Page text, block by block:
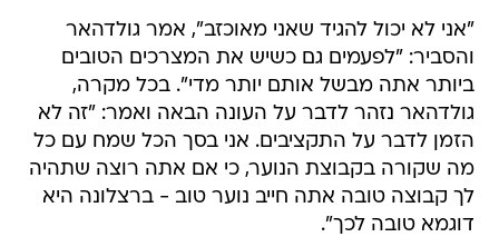
"אני לא יכול להגיד שאני מאוכזב", אמר גולדהאר
והסביר: "לפעמים גם כשיש את המצרכים הטובים
ביותר אתה מבשל אותם יותר מדי". בכל מקרה,
גולדהאר נזהר לדבר על העונה הבאה ואמר: "זה לא
הזמן לדבר על התקציבים. אני בסך הכל שמח עם כל
מה שקורה בקבוצת הנוער, כי אם אתה רוצה שתהיה
לך קבוצה טובה אתה חייב נוער טוב - ברצלונה היא
דוגמא טובה לכך".